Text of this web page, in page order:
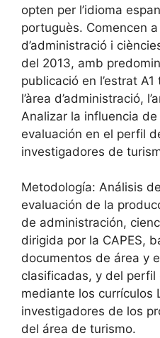
opten per l’idioma
portuguès. Comencen
d’administració i
del 2013, amb
publicació en l’estrat
l’àrea d’administració,
Analizar la influencia
evaluación en el perfil
investigadores de
Metodología: Análisis
evaluación de la
de administración,
dirigida por la CAPES,
documentos de área y
clasificadas, y del perfil
mediante los currículos
investigadores de los
del área de turismo.